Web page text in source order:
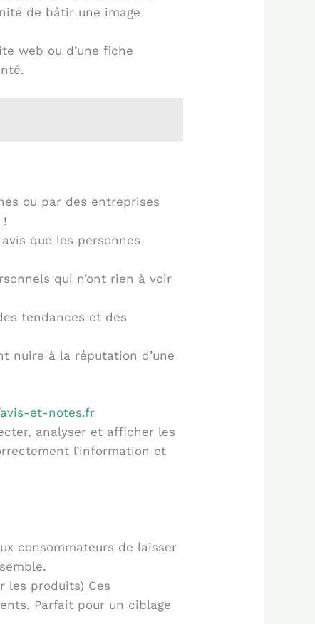
de bâtir une image
web ou d’une fiche
ou par des entreprises
!
que les personnes
qui n’ont rien à voir
tendances et des
nuire à la réputation d’une
et-notes.fr
analyser et afficher les
l’information et
consommateurs de laisser
les produits) Ces
Parfait pour un ciblage